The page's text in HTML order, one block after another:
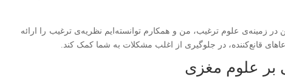
زمینه‌ی علوم ترغیب، من و همکارم توانسته‌ایم نظریه‌ی ترغیب را ارائه
قانع‌کننده، در جلوگیری از اغلب مشکلات به شما کمک کند.
بر علوم مغزی